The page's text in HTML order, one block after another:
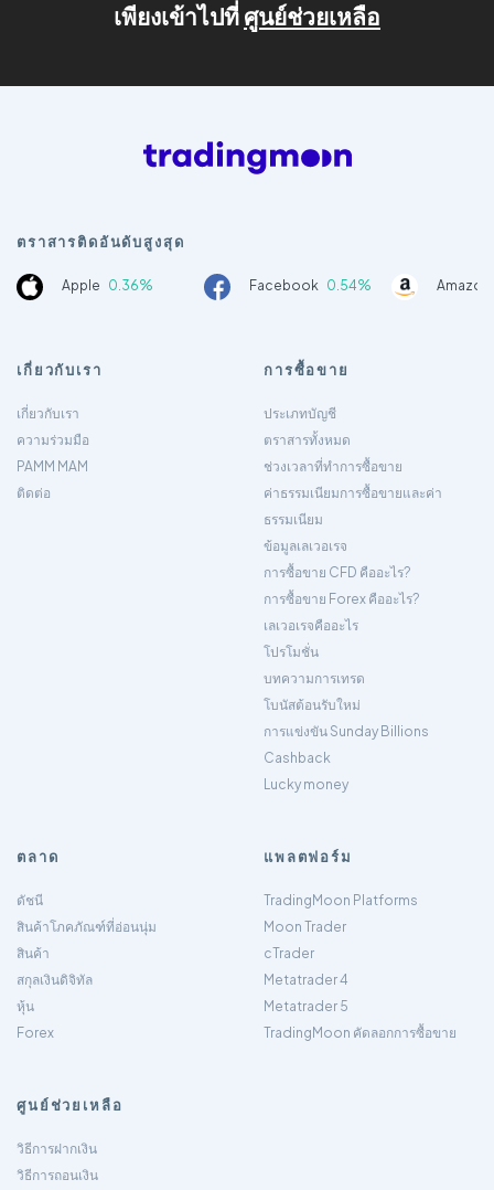
เพียงเข้าไปที่ศูนย์ช่วยเหลือ
ตราสารติดอันดับสูงสุด
Apple 0.36% Facebook 0.54%
เกี่ยวกับเรา
เกี่ยวกับเรา
ความร่วมมือ
PAMM MAM
ติดต่อ
การซื้อขาย
ประเภทบัญชี
ตราสารทั้งหมด
ช่วงเวลาที่ทำการซื้อขาย
ค่าธรรมเนียมการซื้อขายและค่า
ธรรมเนียม
ข้อมูลเลเวอเรจ
การซื้อขาย CFD คืออะไร?
การซื้อขาย Forex คืออะไร?
เลเวอเรจคืออะไร
โปรโมชั่น
บทความการเทรด
โบนัสต้อนรับใหม่
การแข่งขัน Sunday Billions
Cashback
Lucky money
ตลาด
ดัชนี
สินค้าโภคภัณฑ์ที่อ่อนนุ่ม
สินค้า
สกุลเงินดิจิทัล
หุ้น
Forex
แพลตฟอร์ม
TradingMoon Platforms
Moon Trader
cTrader
Metatrader 4
Metatrader 5
TradingMoon คัดลอกการซื้อขาย
ศูนย์ช่วยเหลือ
วิธีการฝากเงิน
วิธีการถอนเงิน